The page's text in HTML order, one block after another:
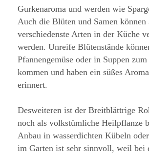
Gurkenaroma und werden wie
Auch die Blüten und Samen können
verschiedenste Arten in der Küche
werden. Unreife Blütenstände
Pfannengemüse oder in Suppen
kommen und haben ein süßes
erinnert.
Desweiteren ist der Breitblättrige
noch als volkstümliche Heilpflanze
Anbau in wasserdichten Kübeln
im Garten ist sehr sinnvoll, weil bei